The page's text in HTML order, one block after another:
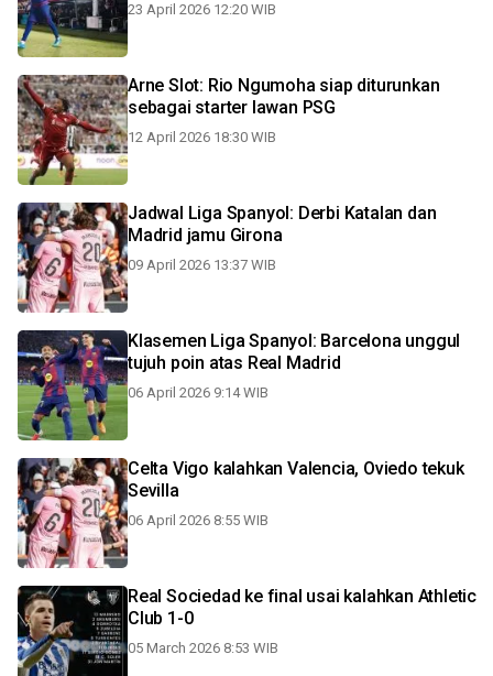
23 April 2026 12:20 WIB
Arne Slot: Rio Ngumoha siap diturunkan
sebagai starter lawan PSG
12 April 2026 18:30 WIB
Jadwal Liga Spanyol: Derbi Katalan dan
Madrid jamu Girona
09 April 2026 13:37 WIB
Klasemen Liga Spanyol: Barcelona unggul
tujuh poin atas Real Madrid
06 April 2026 9:14 WIB
Celta Vigo kalahkan Valencia, Oviedo tekuk
Sevilla
06 April 2026 8:55 WIB
Real Sociedad ke final usai kalahkan Athletic
Club 1-0
05 March 2026 8:53 WIB